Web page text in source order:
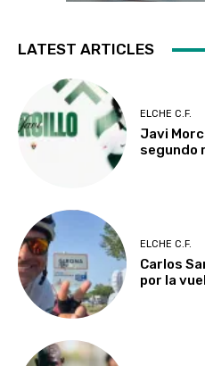
LATEST ARTICLES
ELCHE C.F.
Javi
segundo
ELCHE C.F.
Carlos
por la